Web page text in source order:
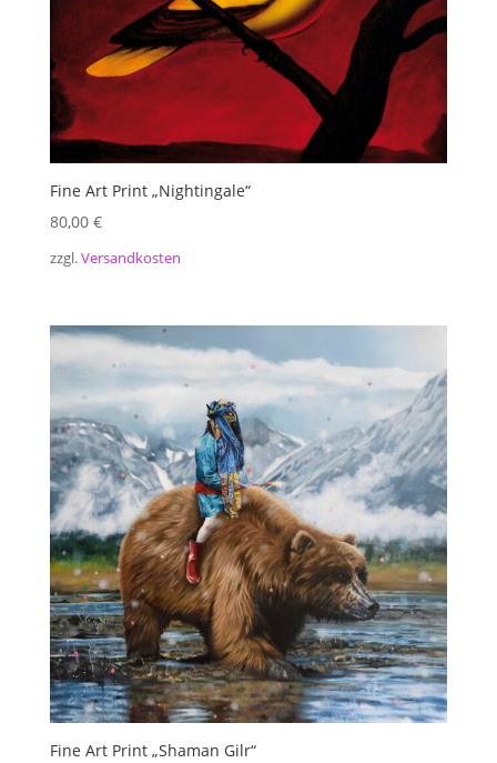
Fine Art Print „Nightingale“
80,00 €
zzgl.Versandkosten
Fine Art Print „Shaman Gilr“